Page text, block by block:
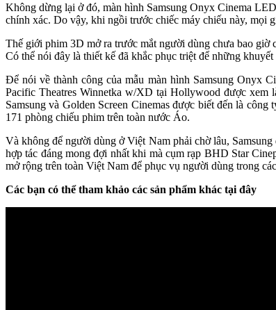
Không dừng lại ở đó, màn hình Samsung Onyx Cinema
chính xác. Do vậy, khi ngồi trước chiếc máy chiếu này, mọi
Thế giới phim 3D mở ra trước mắt người dùng chưa bao giờ
Có thể nói đây là thiết kế đã khắc phục triệt để những
Để nói về thành công của mẫu màn hình Samsung Onyx
Pacific Theatres Winnetka w/XD tại Hollywood được xem
Samsung và Golden Screen Cinemas được biết đến là
171 phòng chiếu phim trên toàn nước Áo.
Và không để người dùng ở Việt Nam phải chờ lâu,
hợp tác đáng mong đợi nhất khi mà cụm rạp BHD Star
mở rộng trên toàn Việt Nam để phục vụ người dùng trong
Các bạn có thể tham khảo các sản phẩm khác tại đây